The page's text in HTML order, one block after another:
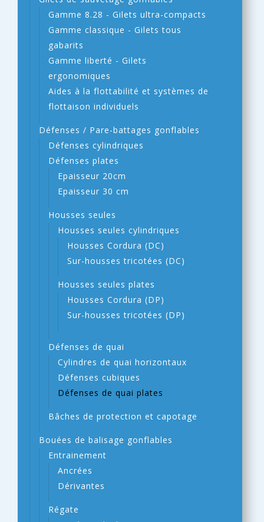
Gamme 8.28 - Gilets ultra-compacts
Gamme classique - Gilets tous
gabarits
Gamme liberté - Gilets
ergonomiques
Aides à la flottabilité et systèmes de
flottaison individuels
Défenses / Pare-battages gonflables
Défenses cylindriques
Défenses plates
Epaisseur 20cm
Epaisseur 30 cm
Housses seules
Housses seules cylindriques
Housses Cordura (DC)
Sur-housses tricotées (DC)
Housses seules plates
Housses Cordura (DP)
Sur-housses tricotées (DP)
Défenses de quai
Cylindres de quai horizontaux
Défenses cubiques
Défenses de quai plates
Bâches de protection et capotage
Bouées de balisage gonflables
Entrainement
Ancrées
Dérivantes
Régate